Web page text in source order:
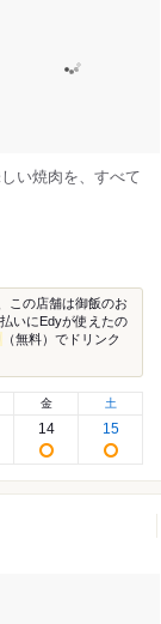
い焼肉を、すべて
この店舗は御飯のお
いにEdyが使えたの
（無料）でドリンク
金
14
土
15